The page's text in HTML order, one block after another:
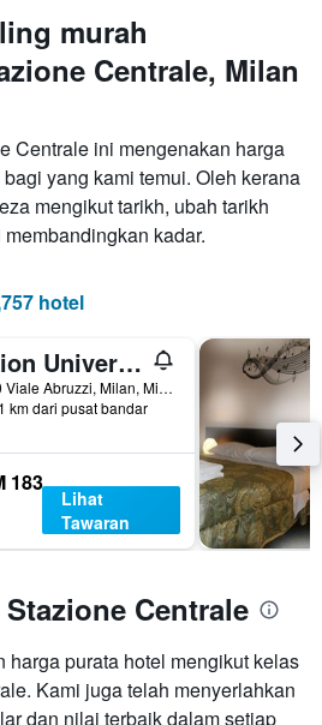
murah
Centrale, Milan
Centrale ini mengenakan harga
yang kami temui. Oleh kerana
mengikut tarikh, ubah tarikh
kadar.
hotel
Lion University & Youth Hostel Milan
70 Viale Abruzzi, Milan, Milano, Itali
km dari pusat bandar
183
Lihat
Tawaran
Centrale
harga purata hotel mengikut kelas
Kami juga telah menyerlahkan
dan nilai terbaik dalam setiap